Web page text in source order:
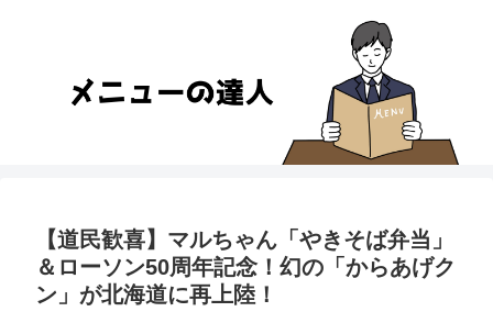
【道民歓喜】マルちゃん「やきそば弁当」
＆ローソン50周年記念！幻の「からあげク
ン」が北海道に再上陸！